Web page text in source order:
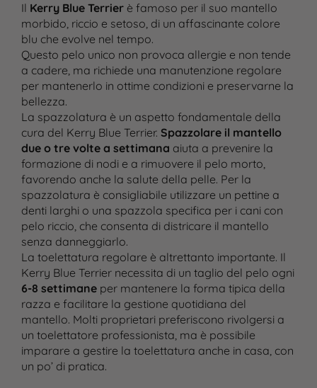
Il Kerry Blue Terrierè famoso per il suo mantello
morbido, riccio e setoso, di un affascinante colore
blu che evolve nel tempo.
Questo pelo unico non provoca allergie e non tende
a cadere, ma richiede una manutenzione regolare
per mantenerlo in ottime condizioni e preservarne la
bellezza.
La spazzolatura è un aspetto fondamentale della
cura del Kerry Blue Terrier. Spazzolare il mantello
due o tre volte a settimana aiuta a prevenire la
formazione di nodi e a rimuovere il pelo morto,
favorendo anche la salute della pelle. Per la
spazzolatura è consigliabile utilizzare un pettine a
denti larghi o una spazzola specifica per i cani con
pelo riccio, che consenta di districare il mantello
senza danneggiarlo.
La toelettatura regolare è altrettanto importante. Il
Kerry Blue Terrier necessita di un taglio del pelo ogni
6-8 settimaneper mantenere la forma tipica della
razza e facilitare la gestione quotidiana del
mantello. Molti proprietari preferiscono rivolgersi a
un toelettatore professionista, ma è possibile
imparare a gestire la toelettatura anche in casa, con
un po’ di pratica.